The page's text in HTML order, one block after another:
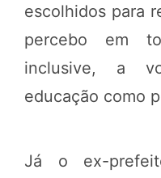
escolhidos para
percebo em
inclusive, a
educação como
Já o ex-